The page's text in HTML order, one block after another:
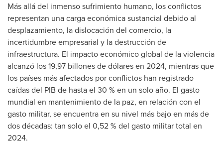
Más allá del inmenso sufrimiento humano, los conflictos
representan una carga económica sustancial debido al
desplazamiento, la dislocación del comercio, la
incertidumbre empresarial y la destrucción de
infraestructura. El impacto económico global de la violencia
alcanzó los 19,97 billones de dólares en 2024, mientras que
los países más afectados por conflictos han registrado
caídas del PIB de hasta el 30 % en un solo año. El gasto
mundial en mantenimiento de la paz, en relación con el
gasto militar, se encuentra en su nivel más bajo en más de
dos décadas: tan solo el 0,52 % del gasto militar total en
2024.